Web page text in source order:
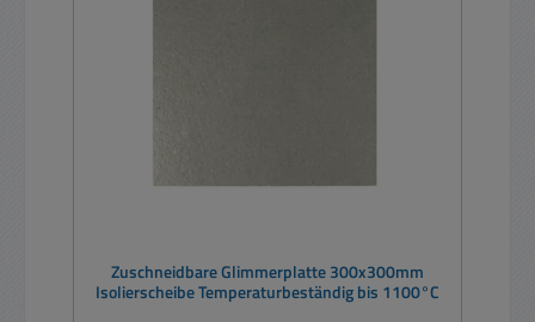
Zuschneidbare Glimmerplatte 300x300mm
Isolierscheibe Temperaturbeständig bis 1100°C